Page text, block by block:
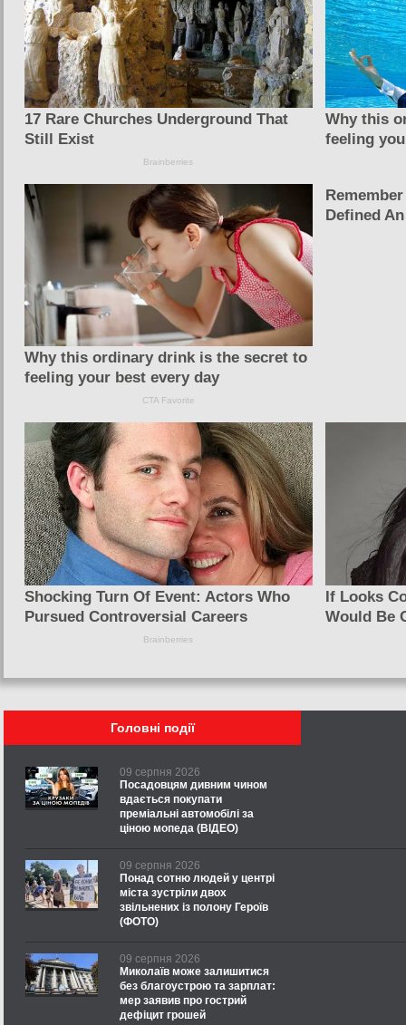
Головні події
09 серпня 2026
Посадовцям дивним чином
вдається покупати
преміальні автомобілі за
ціною мопеда (ВІДЕО)
09 серпня 2026
Понад сотню людей у центрі
міста зустріли двох
звільнених із полону Героїв
(ФОТО)
09 серпня 2026
Миколаїв може залишитися
без благоустрою та зарплат:
мер заявив про гострий
дефіцит грошей